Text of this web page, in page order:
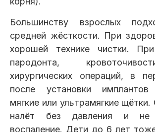
Большинству взрослых
средней жёсткости. При
хорошей технике чистки. При
пародонта,
хирургических операций, в
после установки имплантов
мягкие или ультрамягкие
налёт без давления и не
воспаление. Дети до 6 лет